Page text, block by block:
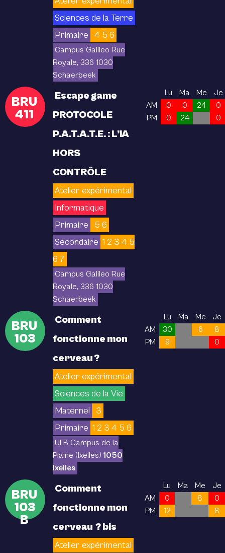
Sciences de la Terre
Primaire
4 5 6
Campus Galileo Rue
Royale, 336 1030
Schaerbeek
BRU
411
Escape game
PROTOCOLE
P.A.T.A.T.E. : L’IA
HORS
CONTRÔLE
Atelier expérimental
Informatique
Primaire
5 6
Secondaire 1 2 3 4 5
6 7
Campus Galileo Rue
Royale, 336 1030
Schaerbeek
Lu Ma Me
Je
AM
0 0 24
0
PM
0 24 0
BRU
103
Comment
fonctionne mon
cerveau ?
Atelier expérimental
Sciences de la Vie
Maternel
3
Primaire 1 2 3 4 5 6
ULB Campus de la
Plaine (Ixelles) 1050
Ixelles
Lu Ma Me
Je
AM
30 6
8
PM
9 0
BRU
103
B
Comment
fonctionne mon
cerveau ? bis
Atelier expérimental
Lu Ma Me
Je
AM
0 8
0
PM
12 8